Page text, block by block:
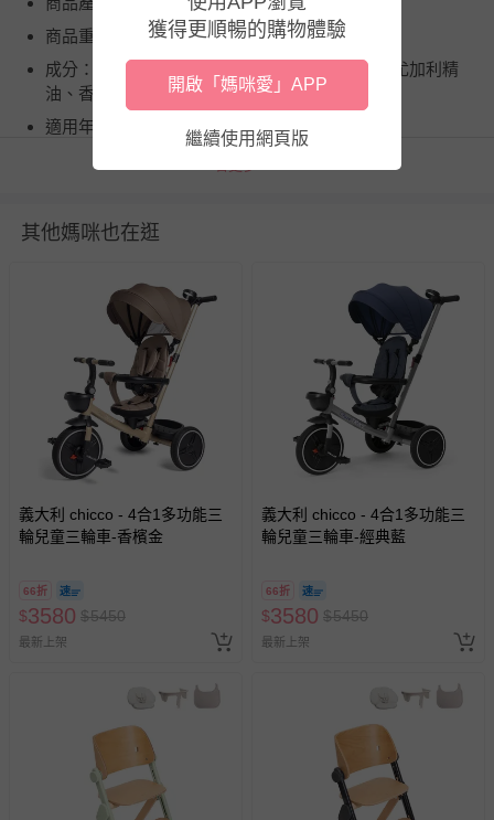
商品重（容）量：100ml
成分：安弟羅巴果油、仙人掌萃取物、有機檸檬尤加利精
油、香茅精油、綠花白千層精油
適用年齡：2m+
加利精油、香茅精油、綠花白千層精油 製造日期：標示於
620ml》 適用年齡：3歲以上 杯體容量：620ml 材質耐溫：
《杯身》改質PCT(100°C)；《上蓋》聚丙烯PP(120°C)；
《內塞、墊圈》矽膠(120°C) 產地：中國 食品業登錄字號：
A-185127330-00000-7 《凍凍巾》 尺寸：單片60x3.6cm 材
質：無紡布、高分子水凝膠 產地：中國 【注意事項】 《防
蚊噴液》 ● 請置於陰涼乾爽處，避免陽光直射以免變質，請
妥善保管並請放置於孩童不易取得處。 ● 請勿直接噴於口、
鼻、眼，或有傷口的部分，如產生接觸請用大量清水進行沖
洗。皮膚敏感者可先塗抹於局部皮膚測試，無刺激敏感再使
詢。 ● 本商品無法預防登革熱等疾病。 ● 使用前先搖動瓶
身，使用時請注意噴孔方向，約距10公分平均地噴灑於身體
塗抹嬰兒臉與頸部，請先噴灑在手掌上在進行塗抹。 《直
飲彈跳杯620ml》 ● 使用完畢後請及時清洗，避免長時間孳
生細菌。 ● 請使用中性清潔液，請勿使用洗碗機、烘碗機。
用研磨粉、菜瓜布、鐵絲球、去汙粉清潔。 ● 勿裝入乾冰、
危險。 ● 勿用於微波爐可能導致產品破損。 ● 請遠離爐
灶、火爐、火源可能造成產品變形破損。 ● 勿盛裝強酸、強
鹼於杯內。 ● 置放於包內前請先檢查是否配件都有安裝好，
盛裝水後請倒放看是否有漏水，再放入包內。 ● 請將產品置
其他媽咪也在逛
義大利 chicco - 4合1多功能三
輪兒童三輪車-香檳金
66折
$3580 $5450
最新上架
義大利 chicco - 4合1多功能三
輪兒童三輪車-經典藍
66折
$3580 $5450
最新上架
獲得更順暢的購物體驗
開啟「媽咪愛」APP
繼續使用網頁版